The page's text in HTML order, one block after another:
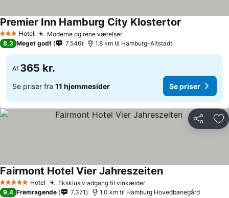
3 StjernerHotel Moderne og rene værelser
Premier Inn Hamburg City Klostertor
8,3 Meget godt 7.546 1.8 km til Hamburg-Altstadt
Af 365 kr.
Se priser fra 11 hjemmesider Se priser
Del
5 Stjerner Hotel Eksklusiv adgang til vinkælder
Fairmont Hotel Vier Jahreszeiten
9,4 Fremragende 7.371 1.0 km til Hamburg Hovedbanegård